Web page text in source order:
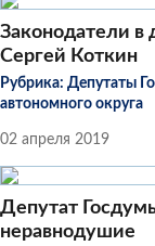
Законодатели
Сергей Коткин
Рубрика: Депутаты
автономного округа
02 апреля 2019
Депутат
неравнодушие